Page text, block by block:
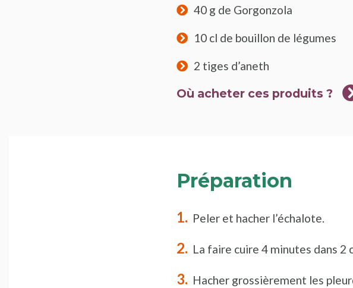
40 g de Gorgonzola
10 cl de bouillon de légumes
2 tiges d’aneth
Où acheter ces produits ?
Préparation
Peler et hacher l’échalote.
La faire cuire 4 minutes dans 2
Hacher grossièrement les